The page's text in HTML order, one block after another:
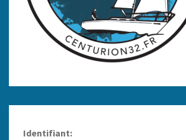
Identifiant: